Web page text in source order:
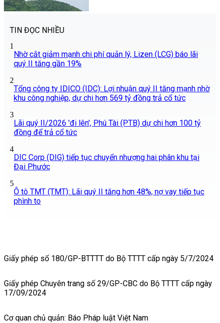
TIN ĐỌC NHIỀU
1
Nhờ cắt giảm mạnh chi phí quản lý, Lizen (LCG) báo lãi
quý II tăng gần 19%
2
Tổng công ty IDICO (IDC): Lợi nhuận quý II tăng mạnh nhờ
khu công nghiệp, dự chi hơn 569 tỷ đồng trả cổ tức
3
Lãi quý II/2026 'đi lên', Phú Tài (PTB) dự chi hơn 100 tỷ
đồng để trả cổ tức
4
DIC Corp (DIG) tiếp tục chuyển nhượng hai phân khu tại
Đại Phước
5
Ô tô TMT (TMT): Lãi quý II tăng hơn 48%, nợ vay tiếp tục
phình to
Giấy phép số 180/GP-BTTTT do Bộ TTTT cấp ngày 5/7/2024
Giấy phép Chuyên trang số 29/GP-CBC do Bộ TTTT cấp ngày
17/09/2024
Cơ quan chủ quản: Báo Pháp luật Việt Nam